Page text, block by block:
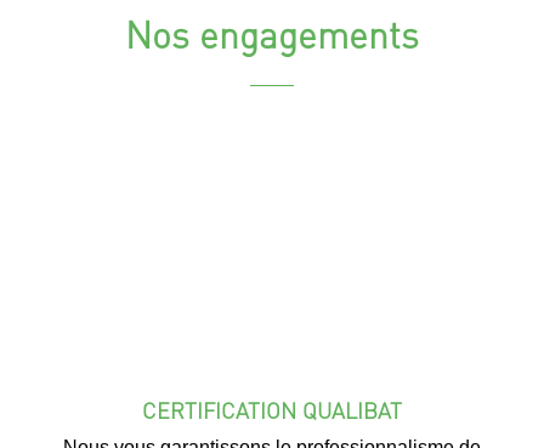
Nos engagements
CERTIFICATION QUALIBAT